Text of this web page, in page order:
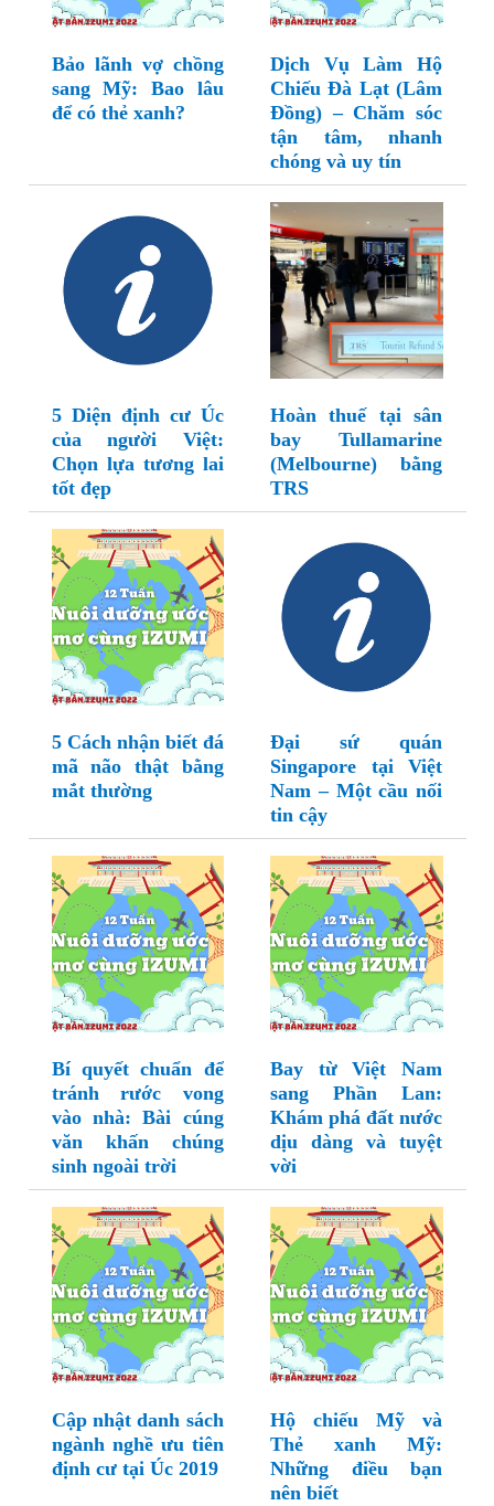
Bảo lãnh vợ chồng
sang Mỹ: Bao lâu
để có thẻ xanh?
Dịch Vụ Làm Hộ
Chiếu Đà Lạt (Lâm
Đồng) – Chăm sóc
tận tâm, nhanh
chóng và uy tín
5 Diện định cư Úc
của người Việt:
Chọn lựa tương lai
tốt đẹp
Hoàn thuế tại sân
bay Tullamarine
(Melbourne) bằng
TRS
5 Cách nhận biết đá
mã não thật bằng
mắt thường
Đại sứ quán
Singapore tại Việt
Nam – Một cầu nối
tin cậy
Bí quyết chuẩn để
tránh rước vong
vào nhà: Bài cúng
văn khấn chúng
sinh ngoài trời
Bay từ Việt Nam
sang Phần Lan:
Khám phá đất nước
dịu dàng và tuyệt
vời
Cập nhật danh sách
ngành nghề ưu tiên
định cư tại Úc 2019
Hộ chiếu Mỹ và
Thẻ xanh Mỹ:
Những điều bạn
nên biết